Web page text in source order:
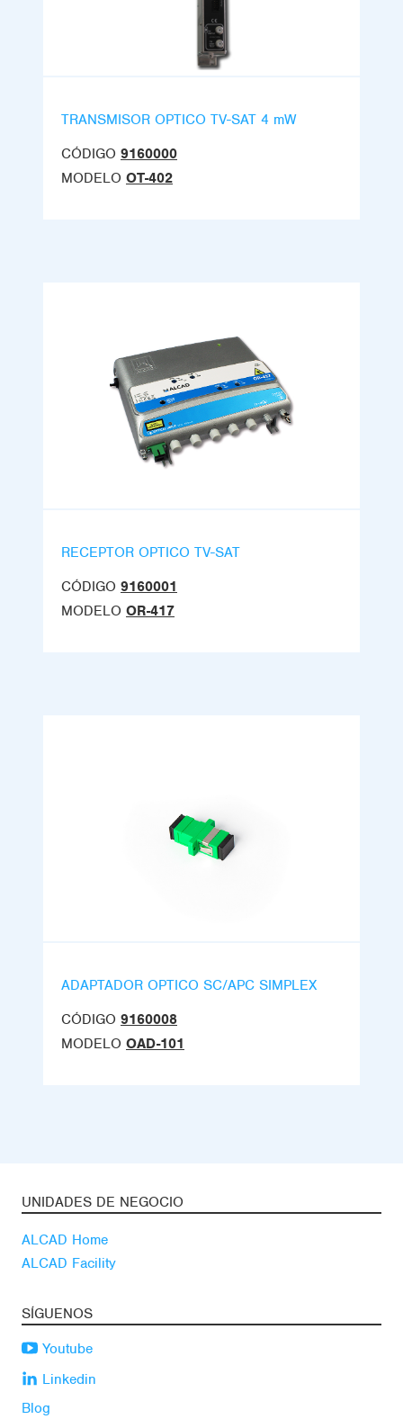
TRANSMISOR OPTICO TV-SAT 4 mW
CÓDIGO 9160000
MODELO OT-402
RECEPTOR OPTICO TV-SAT
CÓDIGO 9160001
MODELO OR-417
ADAPTADOR OPTICO SC/APC SIMPLEX
CÓDIGO 9160008
MODELO OAD-101
UNIDADES DE NEGOCIO
ALCAD Home
ALCAD Facility
SÍGUENOS
Youtube
Linkedin
Blog